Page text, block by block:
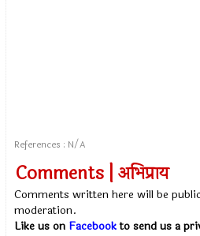
References : N/A
Comments | अभिप्राय
Comments written here will be
moderation.
Like us on Facebookto send us a